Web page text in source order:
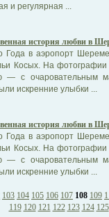
и регулярная ...
история любви в
Года в аэропорт
Косых. На
— с очаровательным
искренние улыбки ...
история любви в
Года в аэропорт
Косых. На
— с очаровательным
искренние улыбки ...
103 104 105 106 107 108 109
119 120 121 122 123 124 125